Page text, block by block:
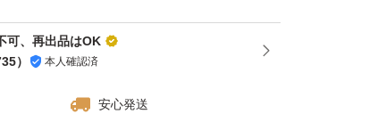
可、再出品はOK
） 本人確認済
安心発送